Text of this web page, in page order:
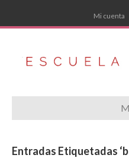
Mi cuenta
Entradas Etiquetadas